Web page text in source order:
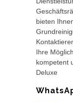
bieten
Ihre
kompetent
Deluxe